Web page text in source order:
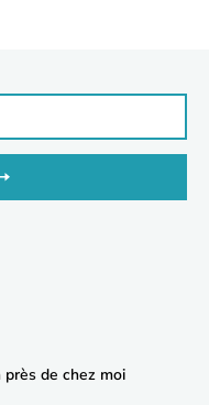
près de chez moi